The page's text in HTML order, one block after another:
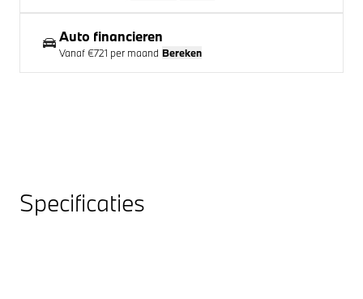
Auto financieren
Vanaf €721 per maand Bereken
Specificaties